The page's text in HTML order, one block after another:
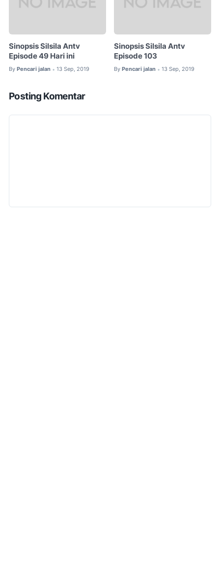
Sinopsis Silsila Antv
Episode 49 Hari ini
By Pencari jalan • 13 Sep, 2019
Sinopsis Silsila Antv
Episode 103
By Pencari jalan • 13 Sep, 2019
Posting Komentar